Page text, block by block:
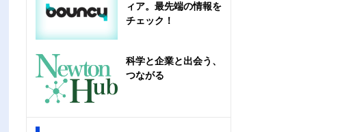
ィア。最先端の情報を
チェック！
科学と企業と出会う、
つながる